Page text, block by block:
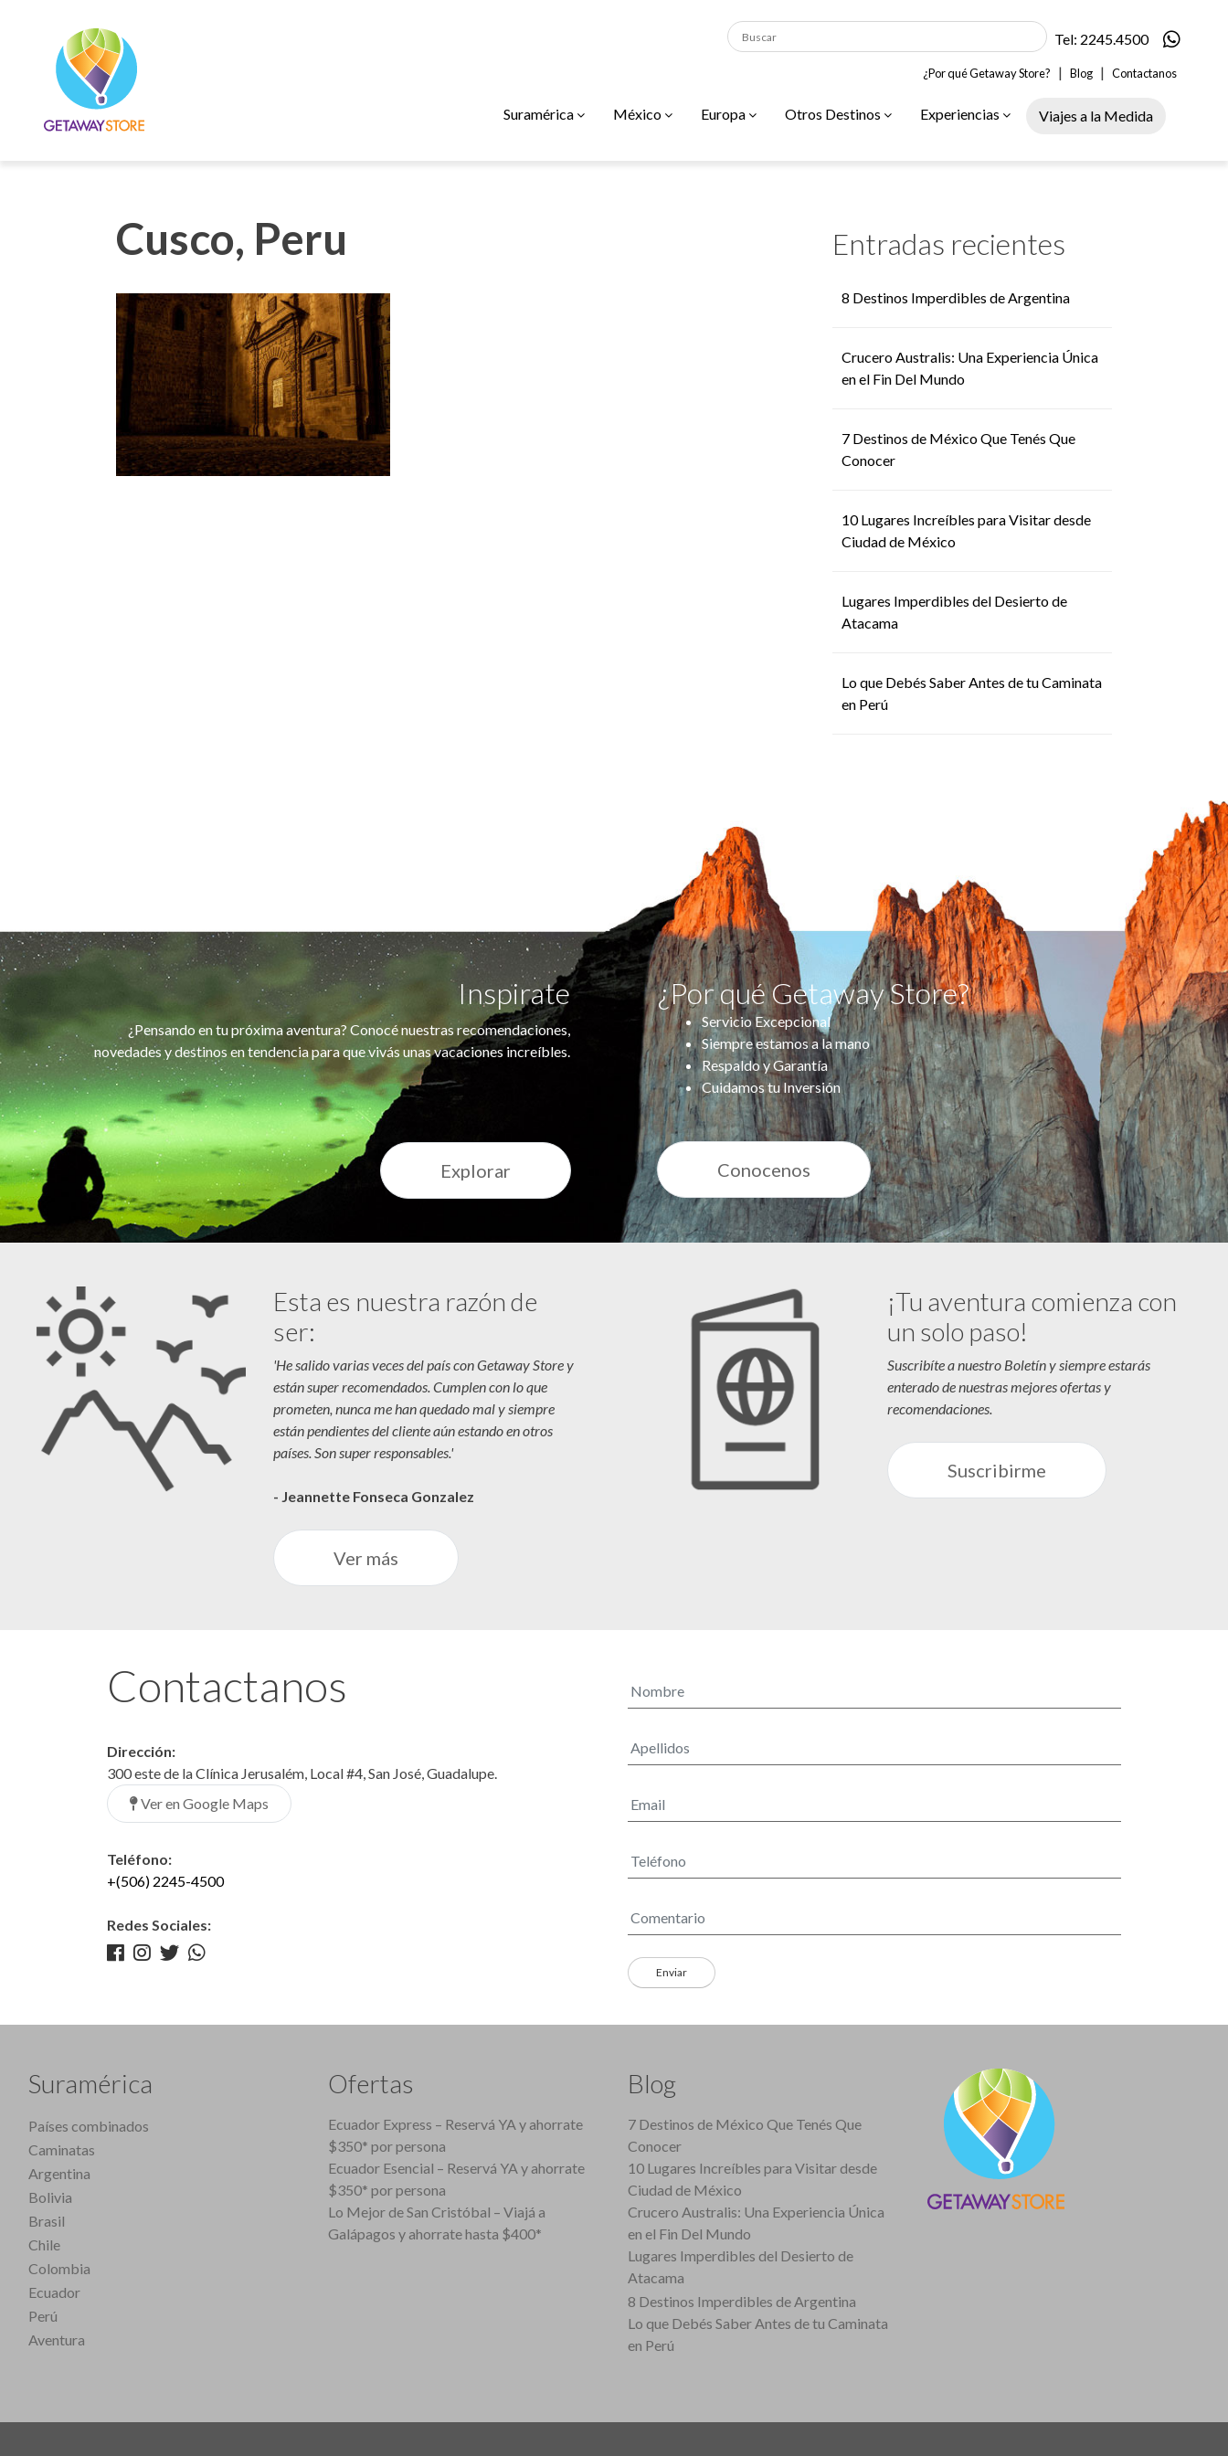
Tel: 2245.4500
¿Por qué Getaway Store? | Blog | Contactanos
Suramérica México Europa Otros Destinos Experiencias Viajes a la Medida
Cusco, Peru Entradas recientes
8 Destinos Imperdibles de Argentina
Crucero Australis: Una Experiencia Única
en el Fin Del Mundo
7 Destinos de México Que Tenés Que
Conocer
10 Lugares Increíbles para Visitar desde
Ciudad de México
Lugares Imperdibles del Desierto de
Atacama
Lo que Debés Saber Antes de tu Caminata
en Perú
Inspirate
¿Pensando en tu próxima aventura? Conocé nuestras recomendaciones,
novedades y destinos en tendencia para que vivás unas vacaciones increíbles.
¿Por qué Getaway Store?
Servicio Excepcional
Siempre estamos a la mano
Respaldo y Garantía
Cuidamos tu Inversión
Explorar Conocenos
Esta es nuestra razón de
ser:
'He salido varias veces del país con Getaway Store y
están super recomendados. Cumplen con lo que
prometen, nunca me han quedado mal y siempre
están pendientes del cliente aún estando en otros
países. Son super responsables.'
- Jeannette Fonseca Gonzalez
Ver más
¡Tu aventura comienza con
un solo paso!
Suscribíte a nuestro Boletín y siempre estarás
enterado de nuestras mejores ofertas y
recomendaciones.
Suscribirme
Contactanos
Dirección:
300 este de la Clínica Jerusalém, Local #4, San José, Guadalupe.
Ver en Google Maps
Teléfono:
+(506) 2245-4500
Redes Sociales:
Suramérica
Países combinados
Caminatas
Argentina
Bolivia
Brasil
Chile
Colombia
Ecuador
Perú
Aventura
Ofertas
Ecuador Express – Reservá YA y ahorrate
$350* por persona
Ecuador Esencial – Reservá YA y ahorrate
$350* por persona
Lo Mejor de San Cristóbal – Viajá a
Galápagos y ahorrate hasta $400*
Blog
7 Destinos de México Que Tenés Que
Conocer
10 Lugares Increíbles para Visitar desde
Ciudad de México
Crucero Australis: Una Experiencia Única
en el Fin Del Mundo
Lugares Imperdibles del Desierto de
Atacama
8 Destinos Imperdibles de Argentina
Lo que Debés Saber Antes de tu Caminata
en Perú